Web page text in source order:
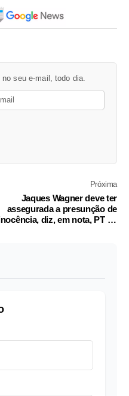
seu e-mail, todo dia.
Próxima
Jaques Wagner deve ter
assegurada a presunção de
diz, em nota, PT na